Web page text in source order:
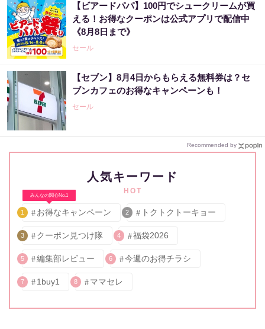
【ビアードパパ】100円でシュークリームが買
える！お得なクーポンは公式アプリで配信中
《8月8日まで》
セール
【セブン】8月4日からもらえる無料券は？セ
ブンカフェのお得なキャンペーンも！
セール
Recommended by
人気キーワード
HOT
みんなの関心No.1
1 お得なキャンペーン 2 トクトクトーキョー
3 クーポン見つけ隊 4 福袋2026
5 編集部レビュー 6 今週のお得チラシ
7 1buy1 8 ママセレ